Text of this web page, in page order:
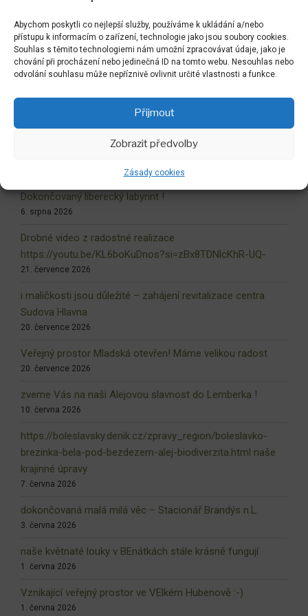
Abychom poskytli co nejlepší služby, používáme k ukládání a/nebo
přístupu k informacím o zařízení, technologie jako jsou soubory cookies.
Souhlas s těmito technologiemi nám umožní zpracovávat údaje, jako je
chování při procházení nebo jedinečná ID na tomto webu. Nesouhlas nebo
odvolání souhlasu může nepříznivě ovlivnit určité vlastnosti a funkce.
Přijmout
Zobrazit předvolby
Zásady cookies
Hledat:
Dokončovaný liberecký labyrint !
6. srpna 2026
Drobné video z radostné realizace
https://youtu.be/KL6boKuDnos?si=zBx8TDNlcKhR-UQ-
21. července 2026
i maličkosti jsou důležité – zahájení revitalizace centra
Sudova Hlavna
20. července 2026
Veřejný prostor Mladská otevřen! Máme velikou radost
20. července 2026
zveme Vás na naši Alejovou slavnost do Lemberka !
10. června 2026
https://boleslavsky.denik.cz/zpravy_region/boleslavko-
brezinka-bela-pod-bezdezem-alej-biodiverzita.html naše
krajinné úpravy
7. června 2026
dokončovaná malá milá věc – Stacionář Brandýs n.L.
3. června 2026
naše květnaté louky v BEnátkách stále krásně fungují
1. června 2026
Vznikající veřejný prostor ve VElkém Hubenově :-)
1. června 2026